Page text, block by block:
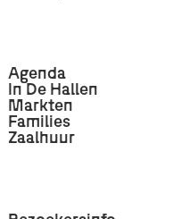
Agenda
In De Hallen
Markten
Families
Zaalhuur